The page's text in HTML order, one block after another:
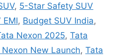
, 5-Star Safety SUV
, Budget SUV India,
Nexon 2025, Tata
New Launch, Tata